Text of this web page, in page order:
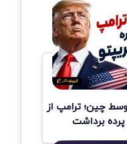
چین؛ ترامپ از
برداشت